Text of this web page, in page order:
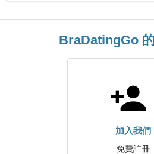
BraDatingGo
加入我們
免費註冊